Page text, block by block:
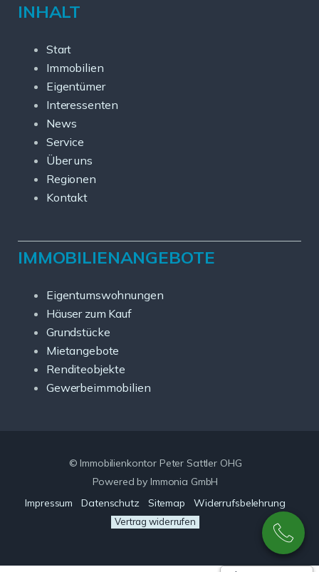
INHALT
Start
Immobilien
Eigentümer
Interessenten
News
Service
Über uns
Regionen
Kontakt
IMMOBILIENANGEBOTE
Eigentumswohnungen
Häuser zum Kauf
Grundstücke
Mietangebote
Renditeobjekte
Gewerbeimmobilien
© Immobilienkontor Peter Sattler OHG
Powered by Immonia GmbH
Impressum
Datenschutz Sitemap Widerrufsbelehrung
Vertrag widerrufen